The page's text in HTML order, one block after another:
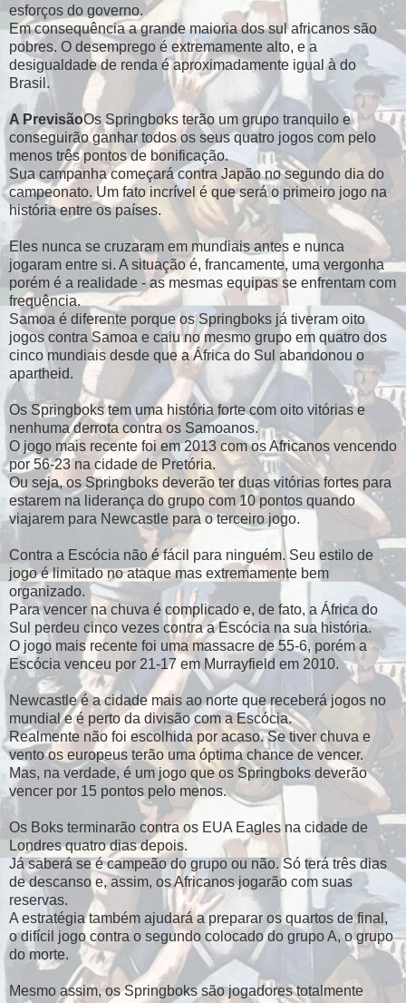
esforços do governo.
Em consequência a grande maioria dos sul africanos são
pobres. O desemprego é extremamente alto, e a
desigualdade de renda é aproximadamente igual à do
Brasil.
A PrevisãoOs Springboks terão um grupo tranquilo e
conseguirão ganhar todos os seus quatro jogos com pelo
menos três pontos de bonificação.
Sua campanha começará contra Japão no segundo dia do
campeonato. Um fato incrível é que será o primeiro jogo na
história entre os países.
Eles nunca se cruzaram em mundiais antes e nunca
jogaram entre si. A situação é, francamente, uma vergonha
porém é a realidade - as mesmas equipas se enfrentam com
frequência.
Samoa é diferente porque os Springboks já tiveram oito
jogos contra Samoa e caiu no mesmo grupo em quatro dos
cinco mundiais desde que a África do Sul abandonou o
apartheid.
Os Springboks tem uma história forte com oito vitórias e
nenhuma derrota contra os Samoanos.
O jogo mais recente foi em 2013 com os Africanos vencendo
por 56-23 na cidade de Pretória.
Ou seja, os Springboks deverão ter duas vitórias fortes para
estarem na liderança do grupo com 10 pontos quando
viajarem para Newcastle para o terceiro jogo.
Contra a Escócia não é fácil para ninguém. Seu estilo de
jogo é limitado no ataque mas extremamente bem
organizado.
Para vencer na chuva é complicado e, de fato, a África do
Sul perdeu cinco vezes contra a Escócia na sua história.
O jogo mais recente foi uma massacre de 55-6, porém a
Escócia venceu por 21-17 em Murrayfield em 2010.
Newcastle é a cidade mais ao norte que receberá jogos no
mundial e é perto da divisão com a Escócia.
Realmente não foi escolhida por acaso. Se tiver chuva e
vento os europeus terão uma óptima chance de vencer.
Mas, na verdade, é um jogo que os Springboks deverão
vencer por 15 pontos pelo menos.
Os Boks terminarão contra os EUA Eagles na cidade de
Londres quatro dias depois.
Já saberá se é campeão do grupo ou não. Só terá três dias
de descanso e, assim, os Africanos jogarão com suas
reservas.
A estratégia também ajudará a preparar os quartos de final,
o difícil jogo contra o segundo colocado do grupo A, o grupo
do morte.
Mesmo assim, os Springboks são jogadores totalmente